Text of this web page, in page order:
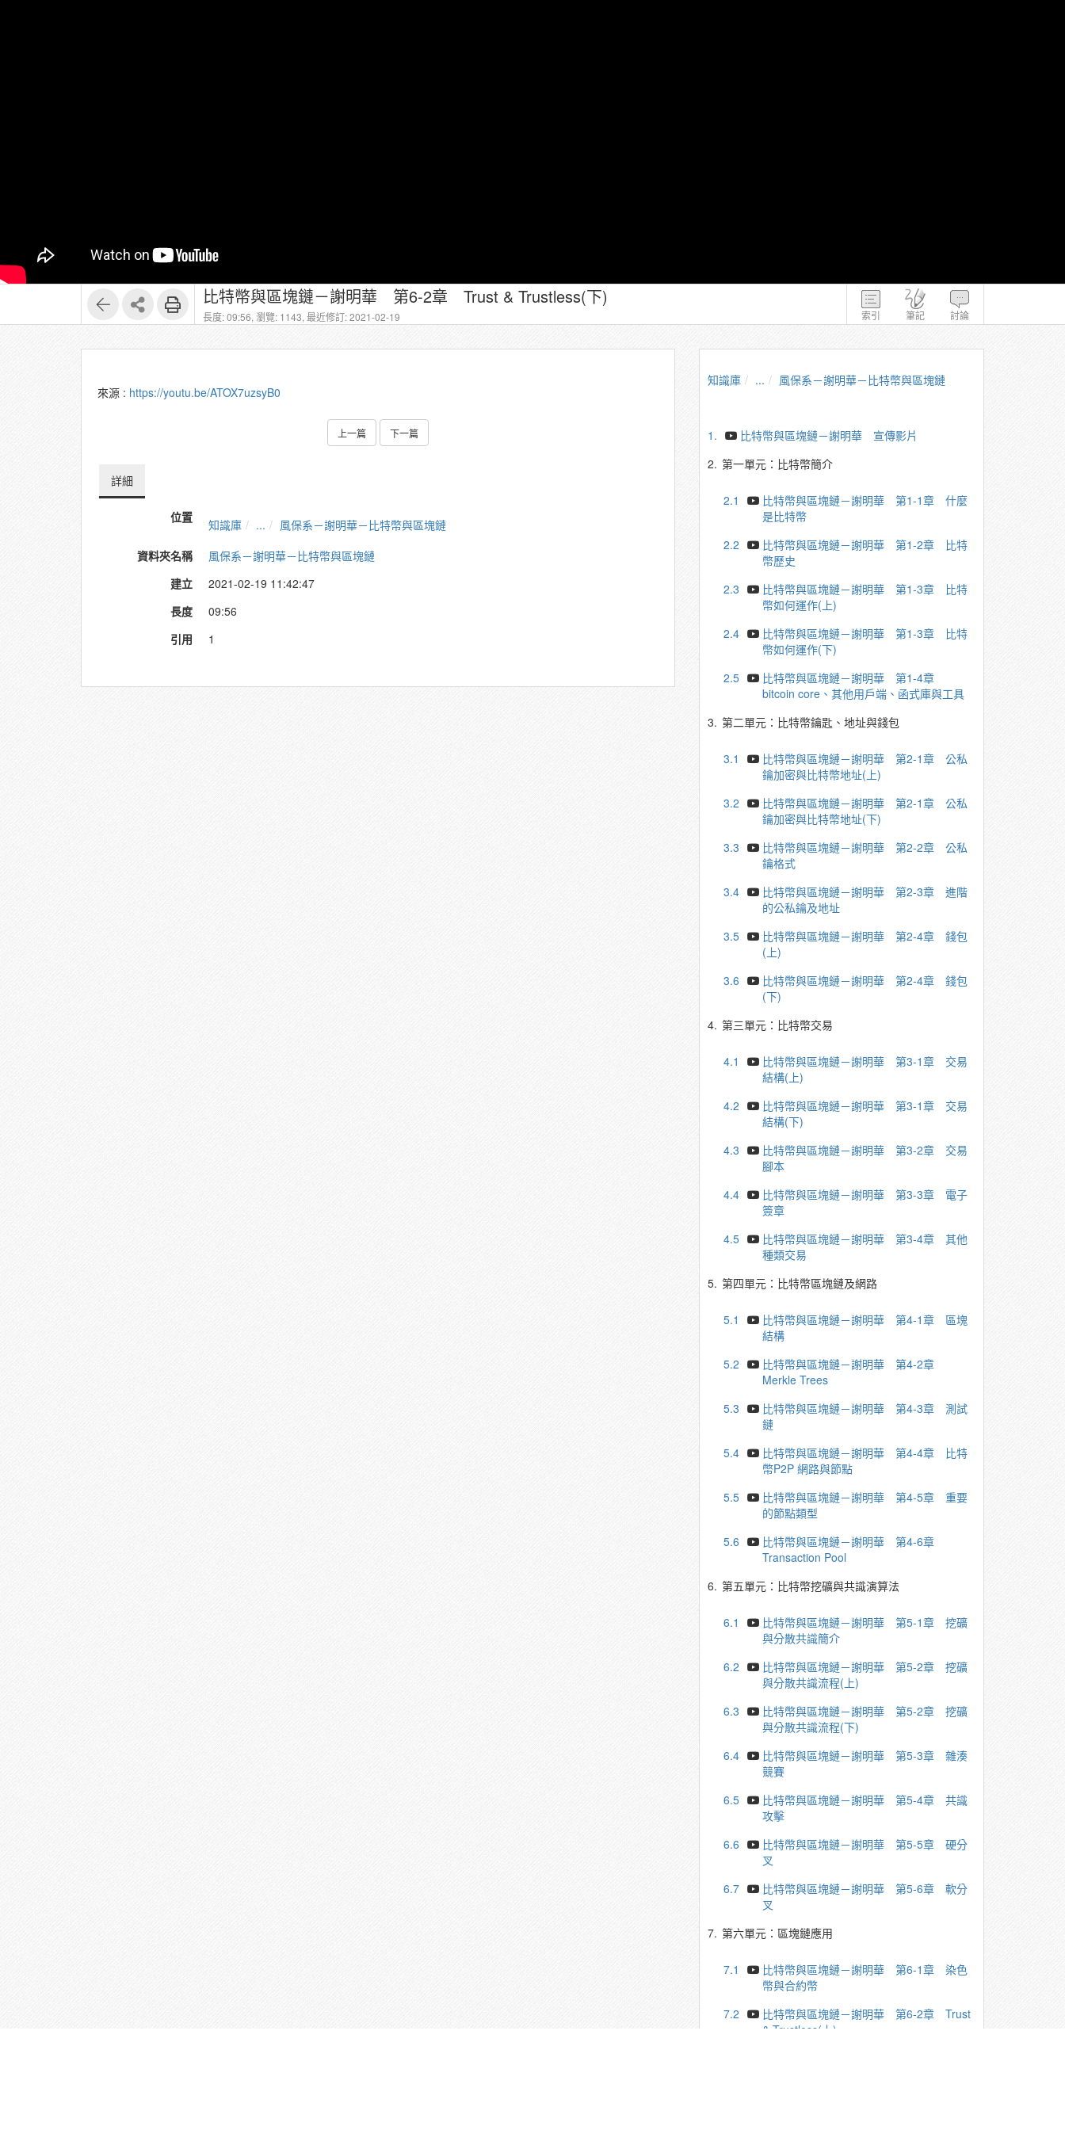
索引 筆記 討論
比特幣與區塊鏈－謝明華 第6-2章 Trust & Trustless(下)
長度: 09:56, 瀏覽: 1143, 最近修訂: 2021-02-19
來源 : https://youtu.be/ATOX7uzsyB0
上一篇 下一篇
詳細
位置 知識庫 ...
風保系－謝明華－比特幣與區塊鏈
資料夾名稱
風保系－謝明華－比特幣與區塊鏈
建立
2021-02-19 11:42:47
長度
09:56
引用
1
知識庫 ... 風保系－謝明華－比特幣與區塊鏈
1.
比特幣與區塊鏈－謝明華 宣傳影片
2. 第一單元：比特幣簡介
2.1
比特幣與區塊鏈－謝明華 第1-1章 什麼
是比特幣
2.2
比特幣與區塊鏈－謝明華 第1-2章 比特
幣歷史
2.3
比特幣與區塊鏈－謝明華 第1-3章 比特
幣如何運作(上)
2.4
比特幣與區塊鏈－謝明華 第1-3章 比特
幣如何運作(下)
2.5
比特幣與區塊鏈－謝明華 第1-4章
bitcoin core、其他用戶端、函式庫與工具
3. 第二單元：比特幣鑰匙、地址與錢包
3.1
比特幣與區塊鏈－謝明華 第2-1章 公私
鑰加密與比特幣地址(上)
3.2
比特幣與區塊鏈－謝明華 第2-1章 公私
鑰加密與比特幣地址(下)
3.3
比特幣與區塊鏈－謝明華 第2-2章 公私
鑰格式
3.4
比特幣與區塊鏈－謝明華 第2-3章 進階
的公私鑰及地址
3.5
比特幣與區塊鏈－謝明華 第2-4章 錢包
(上)
3.6
比特幣與區塊鏈－謝明華 第2-4章 錢包
(下)
4. 第三單元：比特幣交易
4.1
比特幣與區塊鏈－謝明華 第3-1章 交易
結構(上)
4.2
比特幣與區塊鏈－謝明華 第3-1章 交易
結構(下)
4.3
比特幣與區塊鏈－謝明華 第3-2章 交易
腳本
4.4
比特幣與區塊鏈－謝明華 第3-3章 電子
簽章
4.5
比特幣與區塊鏈－謝明華 第3-4章 其他
種類交易
5. 第四單元：比特幣區塊鏈及網路
5.1
比特幣與區塊鏈－謝明華 第4-1章 區塊
結構
5.2
比特幣與區塊鏈－謝明華 第4-2章
Merkle Trees
5.3
比特幣與區塊鏈－謝明華 第4-3章 測試
鏈
5.4
比特幣與區塊鏈－謝明華 第4-4章 比特
幣P2P 網路與節點
5.5
比特幣與區塊鏈－謝明華 第4-5章 重要
的節點類型
5.6
比特幣與區塊鏈－謝明華 第4-6章
Transaction Pool
6. 第五單元：比特幣挖礦與共識演算法
6.1
比特幣與區塊鏈－謝明華 第5-1章 挖礦
與分散共識簡介
6.2
比特幣與區塊鏈－謝明華 第5-2章 挖礦
與分散共識流程(上)
6.3
比特幣與區塊鏈－謝明華 第5-2章 挖礦
與分散共識流程(下)
6.4
比特幣與區塊鏈－謝明華 第5-3章 雜湊
競賽
6.5
比特幣與區塊鏈－謝明華 第5-4章 共識
攻擊
6.6
比特幣與區塊鏈－謝明華 第5-5章 硬分
叉
6.7
比特幣與區塊鏈－謝明華 第5-6章 軟分
叉
7. 第六單元：區塊鏈應用
7.1
比特幣與區塊鏈－謝明華 第6-1章 染色
幣與合約幣
7.2
比特幣與區塊鏈－謝明華 第6-2章 Trust
& Trustless(上)